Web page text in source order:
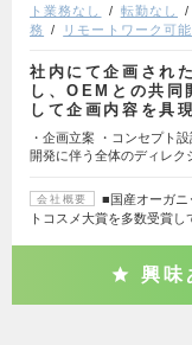
ト業務なし
転勤なし
務
リモートワーク可能
社内にて企画され
し、OEMとの共同
して企画内容を具
・企画立案 ・コンセプト
開発に伴う全体のディレク
会社概要
■国産オーガ
トコスメ大賞を多数受賞
興味